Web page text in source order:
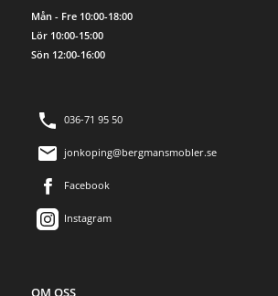
Mån - Fre 10:00-18:00
Lör 10:00-15:00
Sön 12:00-16:00
036-71 95 50
jonkoping@bergmansmobler.se
Facebook
Instagram
OM OSS